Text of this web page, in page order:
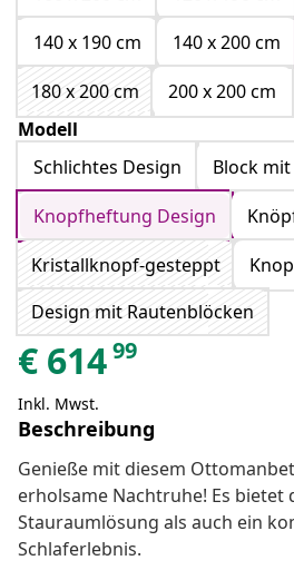
140 x 190 cm
140 x 200 cm
180 x 200 cm
200 x 200 cm
Modell
Schlichtes Design
Block
Knopfheftung Design
Kristallknopf-gesteppt
Design mit Rautenblöcken
€ 61499
Inkl. Mwst.
Beschreibung
Genieße mit diesem
erholsame Nachtruhe! Es bietet
Stauraumlösung als auch ein
Schlaferlebnis.